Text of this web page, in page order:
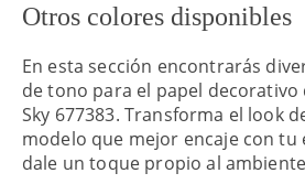
Otros colores disponibles
En esta sección encontrarás
de tono para el papel decorativo
Sky 677383. Transforma el look
modelo que mejor encaje con
dale un toque propio al